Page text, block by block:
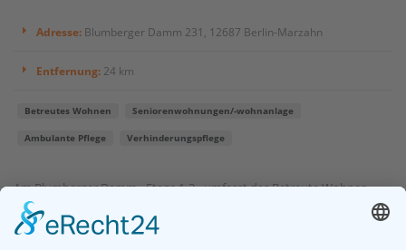
Adresse: Blumberger Damm 231, 12687 Berlin-Marzahn
Entfernung: 24 km
Betreutes Wohnen Seniorenwohnungen/-wohnanlage
Ambulante Pflege Verhinderungspflege
Am Blumberger Damm - Etage 1-3 - umfasst das Betreute Wohnen
insgesamt 45 Klientenzimmer in der Größe von 20-40 qm. Sie erreichen
uns am besten über die Lea-Grundig-Straße (Tramanbindung M8/M16